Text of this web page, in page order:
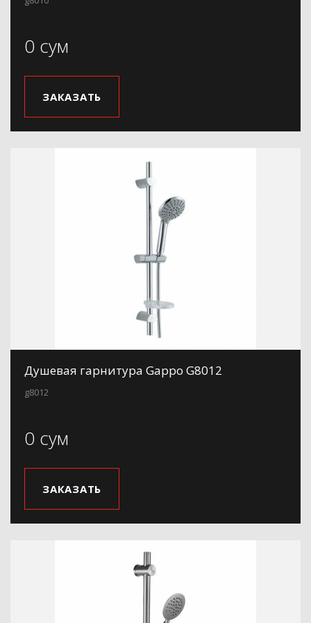
0 сум
ЗАКАЗАТЬ
Душевая гарнитура Gappo G8012
g8012
0 сум
ЗАКАЗАТЬ